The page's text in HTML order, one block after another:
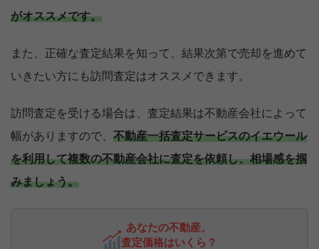
がオススメです。
また、正確な査定結果を知って、結果次第で売却を進めて
いきたい方にも訪問査定はオススメできます。
訪問査定を受ける場合は、査定結果は不動産会社によって
幅がありますので、 不動産一括査定サービスのイエウール
を利用して複数の不動産会社に査定を依頼し、相場感を掴
みましょう。
あなたの不動産、
査定価格はいくら？